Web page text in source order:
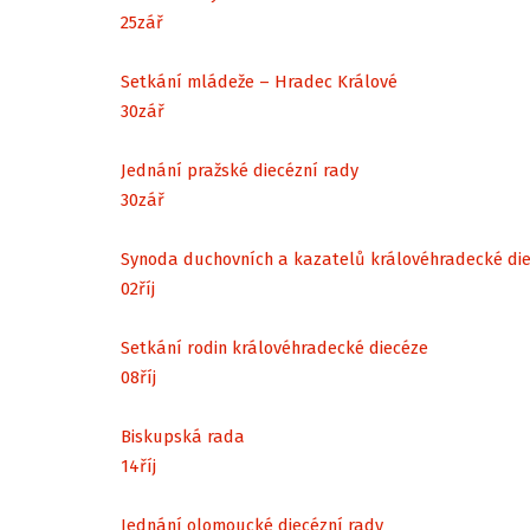
25zář
Setkání mládeže – Hradec Králové
30zář
Jednání pražské diecézní rady
30zář
Synoda duchovních a kazatelů královéhradecké
02říj
Setkání rodin královéhradecké diecéze
08říj
Biskupská rada
14říj